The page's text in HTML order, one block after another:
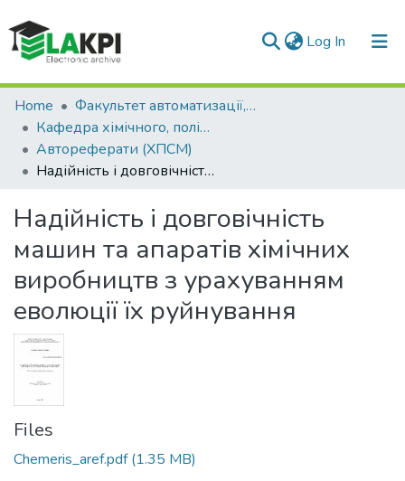
Log In (current)
Communities & Collections
All of DSpace
Statistics
Home
Факультет автоматизації, промислової інженерії та екології (ФАПІЕ)
Кафедра хімічного, полімерного та силікатного машинобудування (ХПСМ)
Автореферати (ХПСМ)
Надійність і довговічність машин та апаратів хімічних виробництв з урахуванням еволюції їх руйнування
Надійність і довговічність
машин та апаратів хімічних
виробництв з урахуванням
еволюції їх руйнування
Files
Chemeris_aref.pdf(1.35 MB)